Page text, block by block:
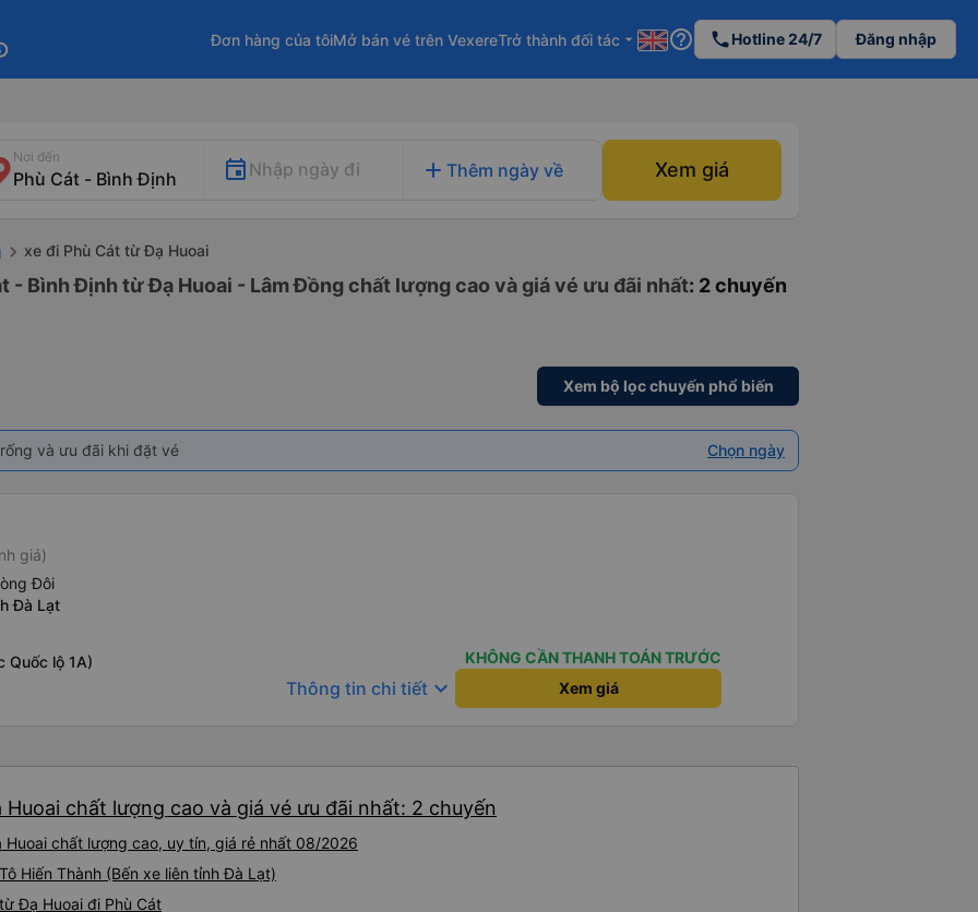
Đơn hàng của tôiMở bán vé trên VexereTrở thành đối tác arrow_drop_down help_outline phoneHotline 24/7 Đăng nhập
Nơi đến
Nhập ngày đi add Thêm ngày về Xem giá
xe đi Phù Cát từ Đạ Huoai
- Bình Định từ Đạ Huoai - Lâm Đồng chất lượng cao và giá vé ưu đãi nhất: 2 chuyến
Xem bộ lọc chuyến phổ biến
và ưu đãi khi đặt vé Chọn ngày
giá)
Đôi
Đà Lạt
Quốc lộ 1A)
KHÔNG CẦN THANH TOÁN TRƯỚC
Thông tin chi tiết keyboard_arrow_down Xem giá
chất lượng cao và giá vé ưu đãi nhất: 2 chuyến
chất lượng cao, uy tín, giá rẻ nhất 08/2026
Hiến Thành (Bến xe liên tỉnh Đà Lạt)
Đạ Huoai đi Phù Cát